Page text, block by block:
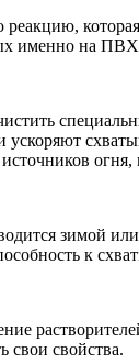
именно на
огня,
зимой
к
свои свойства.